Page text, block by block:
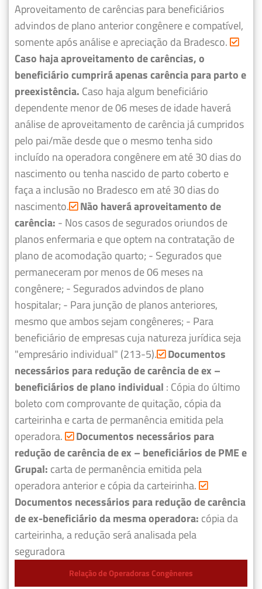
Aproveitamento de carências para beneficiários
advindos de plano anterior congênere e compatível,
somente após análise e apreciação da Bradesco.
Caso haja aproveitamento de carências, o
beneficiário cumprirá apenas carência para parto e
preexistência. Caso haja algum beneficiário
dependente menor de 06 meses de idade haverá
análise de aproveitamento de carência já cumpridos
pelo pai/mãe desde que o mesmo tenha sido
incluído na operadora congênere em até 30 dias do
nascimento ou tenha nascido de parto coberto e
faça a inclusão no Bradesco em até 30 dias do
nascimento. Não haverá aproveitamento de
carência: - Nos casos de segurados oriundos de
planos enfermaria e que optem na contratação de
plano de acomodação quarto; - Segurados que
permaneceram por menos de 06 meses na
congênere; - Segurados advindos de plano
hospitalar; - Para junção de planos anteriores,
mesmo que ambos sejam congêneres; - Para
beneficiário de empresas cuja natureza jurídica seja
"empresário individual" (213-5). Documentos
necessários para redução de carência de ex –
beneficiários de plano individual : Cópia do último
boleto com comprovante de quitação, cópia da
carteirinha e carta de permanência emitida pela
operadora.
Documentos necessários para
redução de carência de ex – beneficiários de PME e
Grupal: carta de permanência emitida pela
operadora anterior e cópia da carteirinha.
Documentos necessários para redução de carência
de ex-beneficiário da mesma operadora: cópia da
carteirinha, a redução será analisada pela
seguradora
Relação de Operadoras Congêneres